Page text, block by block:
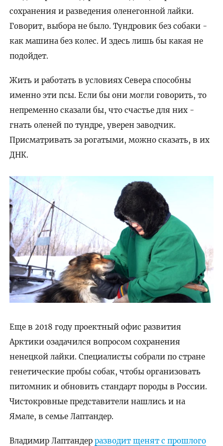
сохранения и разведения оленегонной лайки.
Говорит, выбора не было. Тундровик без собаки -
как машина без колес. И здесь лишь бы какая не
подойдет.
Жить и работать в условиях Севера способны
именно эти псы. Если бы они могли говорить, то
непременно сказали бы, что счастье для них -
гнать оленей по тундре, уверен заводчик.
Присматривать за рогатыми, можно сказать, в их
ДНК.
Еще в 2018 году проектный офис развития
Арктики озадачился вопросом сохранения
ненецкой лайки. Специалисты собрали по стране
генетические пробы собак, чтобы организовать
питомник и обновить стандарт породы в России.
Чистокровные представители нашлись и на
Ямале, в семье Лаптандер.
Владимир Лаптандер разводит щенят с прошлого